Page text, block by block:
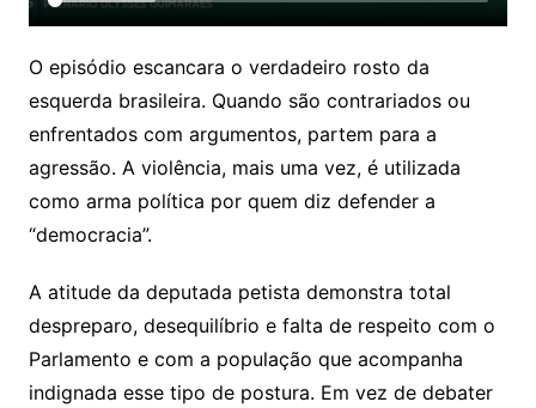
O episódio escancara o verdadeiro rosto da
esquerda brasileira. Quando são contrariados ou
enfrentados com argumentos, partem para a
agressão. A violência, mais uma vez, é utilizada
como arma política por quem diz defender a
“democracia”.
A atitude da deputada petista demonstra total
despreparo, desequilíbrio e falta de respeito com o
Parlamento e com a população que acompanha
indignada esse tipo de postura. Em vez de debater